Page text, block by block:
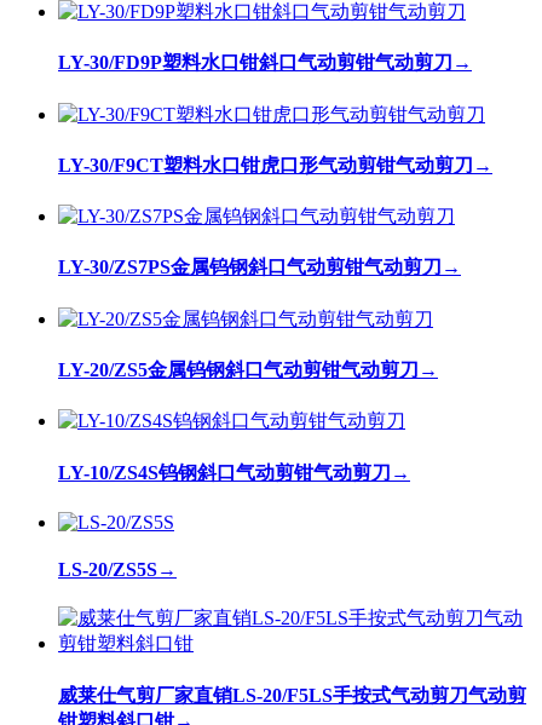
LY-30/FD9P塑料水口钳斜口气动剪钳气动剪刀 →
LY-30/F9CT塑料水口钳虎口形气动剪钳气动剪刀 →
LY-30/ZS7PS金属钨钢斜口气动剪钳气动剪刀 →
LY-20/ZS5金属钨钢斜口气动剪钳气动剪刀 →
LY-10/ZS4S钨钢斜口气动剪钳气动剪刀 →
LS-20/ZS5S→
威莱仕气剪厂家直销LS-20/F5LS手按式气动剪刀气动剪
钳塑料斜口钳→